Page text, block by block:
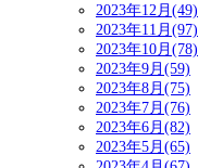
2023年12月(49)
2023年11月(97)
2023年10月(78)
2023年9月(59)
2023年8月(75)
2023年7月(76)
2023年6月(82)
2023年5月(65)